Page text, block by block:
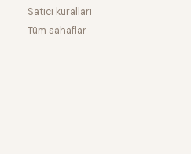
Satıcı kuralları
Tüm sahaflar